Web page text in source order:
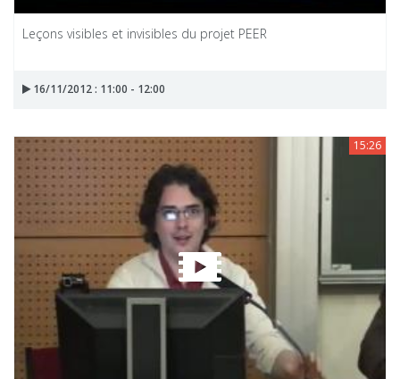
Leçons visibles et invisibles du projet PEER
16/11/2012 : 11:00 - 12:00
15:26